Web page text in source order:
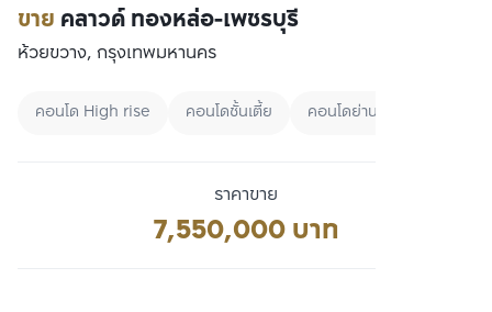
ขาย คลาวด์ ทองหล่อ-เพชรบุรี
ห้วยขวาง, กรุงเทพมหานคร
คอนโด High rise คอนโดชั้นเตี้ย คอนโดย่านศูนย์กลางธุรกิจแ
ราคาขาย
7,550,000 บาท